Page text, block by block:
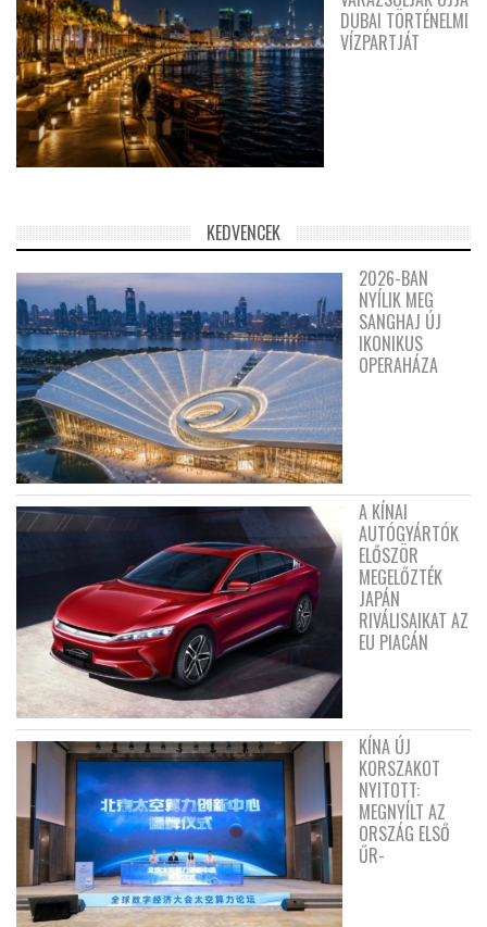
DUBAI TÖRTÉNELMI
VÍZPARTJÁT
KEDVENCEK
2026-BAN
NYÍLIK MEG
SANGHAJ ÚJ
IKONIKUS
OPERAHÁZA
A KÍNAI
AUTÓGYÁRTÓK
ELŐSZÖR
MEGELŐZTÉK
JAPÁN
RIVÁLISAIKAT AZ
EU PIACÁN
KÍNA ÚJ
KORSZAKOT
NYITOTT:
MEGNYÍLT AZ
ORSZÁG ELSŐ
ŰR-